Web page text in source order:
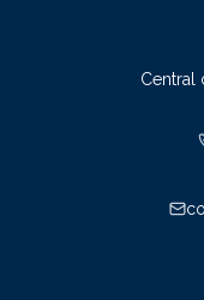
Central